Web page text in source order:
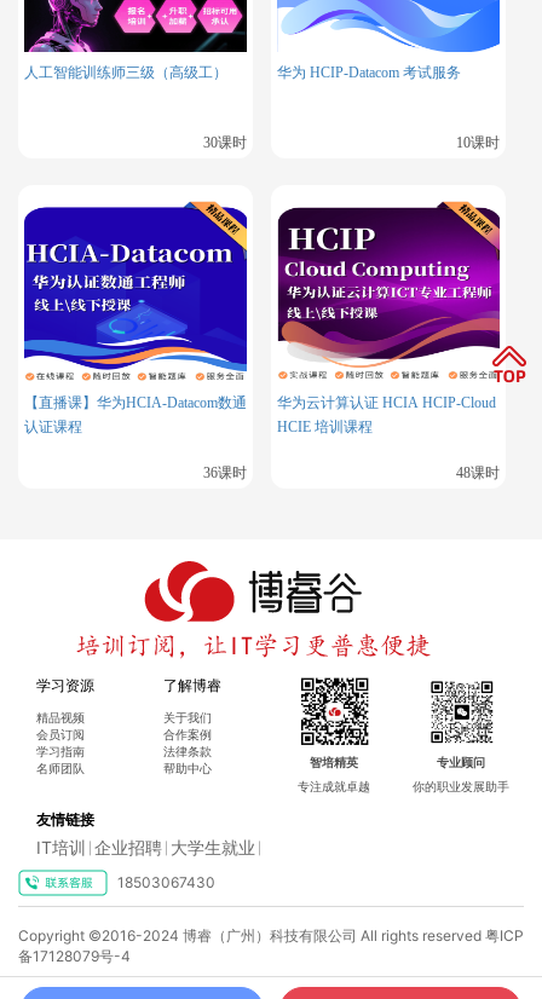
bash
yum install -y cmake make gcc zlib gcc-c++ perl
2.2 配置 yum 源
bash
yum install -y https://download.postgresql.org/pub/
2.3 确认版本与源
2.4 安装 PostgreSQL
yum -y postgresql14 postgresql14-server
2.5 配置环境变量
bash
人工智能训练师三级（高级工）
30课时
华为 HCIP-Datacom 考试服务
10课时
【直播课】华为HCIA-Datacom数通
认证课程
36课时
华为云计算认证 HCIA HCIP-Cloud
HCIE 培训课程
48课时
学习资源
精品视频
会员订阅
学习指南
名师团队
了解博睿
关于我们
合作案例
法律条款
帮助中心
智培精英
专注成就卓越
专业顾问
你的职业发展助手
友情链接
IT培训 企业招聘 大学生就业
18503067430
Copyright ©2016-2024 博睿（广州）科技有限公司 All rights reserved 粤ICP
备17128079号-4